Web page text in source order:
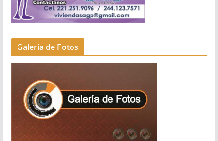
Galería de Fotos